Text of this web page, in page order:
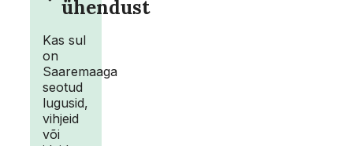
ühendust
Kas sul
on
Saaremaaga
seotud
lugusid,
vihjeid
või